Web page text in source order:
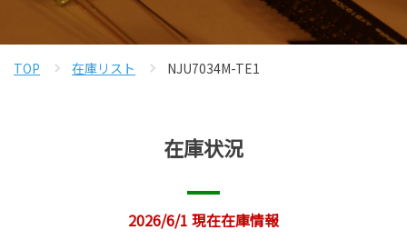
TOP 在庫リスト NJU7034M-TE1
在庫状況
2026/6/1 現在在庫情報